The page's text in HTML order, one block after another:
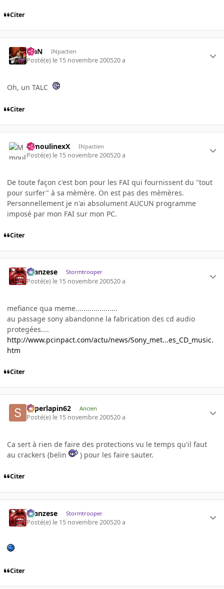
Citer
KiaN INpactien
Posté(e) le 15 novembre 200520 a
Oh, un TALC
Citer
MmoulinexX INpactien
Posté(e) le 15 novembre 200520 a
De toute façon c'est bon pour les FAI qui fournissent du "tout
pour surfer" à sa mèmère. On est pas des mèmères.
Personnellement je n'ai absolument AUCUN programme
imposé par mon FAI sur mon PC.
Citer
ilcanzese Stormtrooper
Posté(e) le 15 novembre 200520 a
mefiance qua meme.....................
au passage sony abandonne la fabrication des cd audio
protegées....
http://www.pcinpact.com/actu/news/Sony_met...es_CD_music.
htm
Citer
superlapin62 Ancien
Posté(e) le 15 novembre 200520 a
Ca sert à rien de faire des protections vu le temps qu'il faut
au crackers (belin
) pour les faire sauter.
Citer
ilcanzese Stormtrooper
Posté(e) le 15 novembre 200520 a
Citer